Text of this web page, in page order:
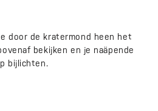
je door de kratermond heen het
bekijken en je naäpende
bijlichten.